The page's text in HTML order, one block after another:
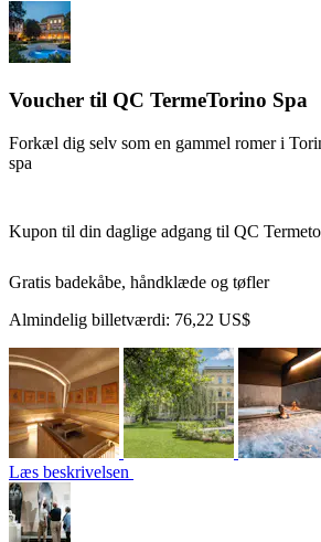
Voucher til QC TermeTorino Spa
Forkæl dig selv som en gammel romer i
spa
Kupon til din daglige adgang til QC
Gratis badekåbe, håndklæde og tøfler
Almindelig billetværdi: 76,22 US$
Læs beskrivelsen